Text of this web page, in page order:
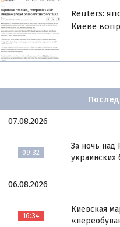
Reuters:
Киеве
07.08.2026
09:32
За ночь над
украинских
06.08.2026
16:34
Киевская